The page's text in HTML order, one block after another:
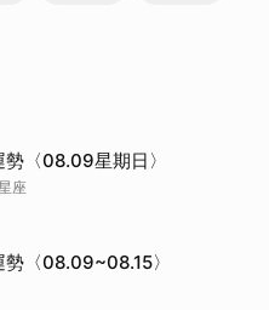
〈08.09星期日〉
座
〈08.09~08.15〉